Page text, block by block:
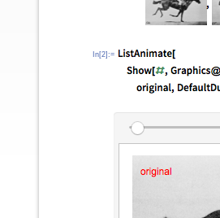
In[2]:=